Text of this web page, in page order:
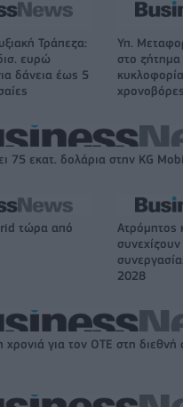
Τράπεζα:
ευρώ
δάνεια έως 5
Υπ.
στο
75 εκατ. δολάρια στην KG
τώρα από
Ατρόμητος
2028
χρονιά για τον ΟΤΕ στη διεθνή